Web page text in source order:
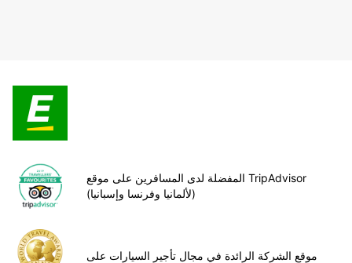
المفضلة لدى المسافرين على موقع TripAdvisor
(لألمانيا وفرنسا وإسبانيا)
موقع الشركة الرائدة في مجال تأجير السيارات على